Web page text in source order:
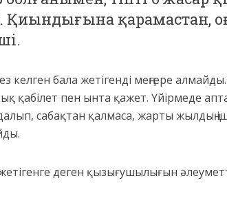
Қиындығына қарамастан,
бала жетігенді меңгере
қабілет пен ынта қажет. Үйірмеде
сабақтан қалмаса, жарты жылдың
деген қызығушылығын